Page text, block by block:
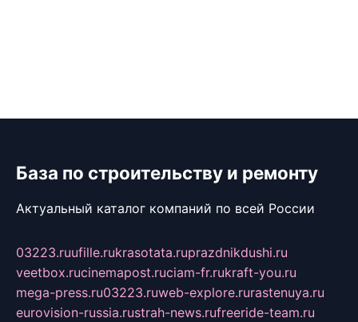
База по строительству и ремонту
Актуальный каталог компаний по всей России
03223.ruufille.rukrasotata.ruprazdnikdushi.ru
veetbox.rucinemapost.ruciam-fr.rukraft-you.ru
mega-press.ru03223.ruweb-explore.rurastenuya.ru
eurovision-russia.rustrah-news.rufreeride-team.ru